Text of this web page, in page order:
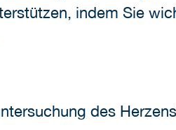
indem Sie
des